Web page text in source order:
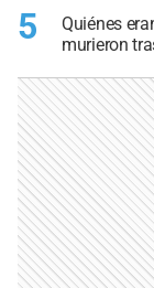
5
Quiénes
murieron